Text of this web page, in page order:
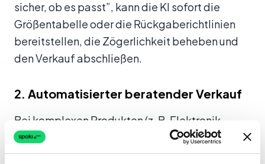
sicher, ob es passt”, kann die KI sofort die
Größentabelle oder die Rückgaberichtlinien
bereitstellen, die Zögerlichkeit beheben und
den Verkauf abschließen.
2. Automatisierter beratender Verkauf
Bei komplexen Produkten (z. B. Elektronik,
Hautpflege, Möbel) benötigen Kunden
Beratung. Die KI von Spoki kann als virtueller